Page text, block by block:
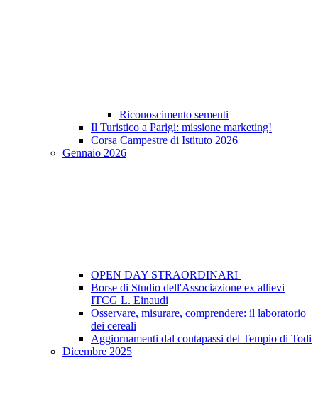
Riconoscimento sementi
Il Turistico a Parigi: missione marketing!
Corsa Campestre di Istituto 2026
Gennaio 2026
OPEN DAY STRAORDINARI
Borse di Studio dell'Associazione ex allievi
ITCG L. Einaudi
Osservare, misurare, comprendere: il laboratorio
dei cereali
Aggiornamenti dal contapassi del Tempio di Todi
Dicembre 2025